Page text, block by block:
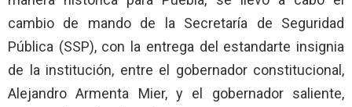
cambio de mando de la Secretaría de Seguridad
Pública (SSP), con la entrega del estandarte insignia
de la institución, entre el gobernador constitucional,
Alejandro Armenta Mier, y el gobernador saliente,